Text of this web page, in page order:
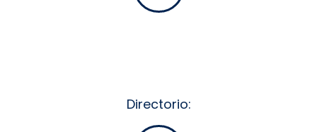
Directorio: